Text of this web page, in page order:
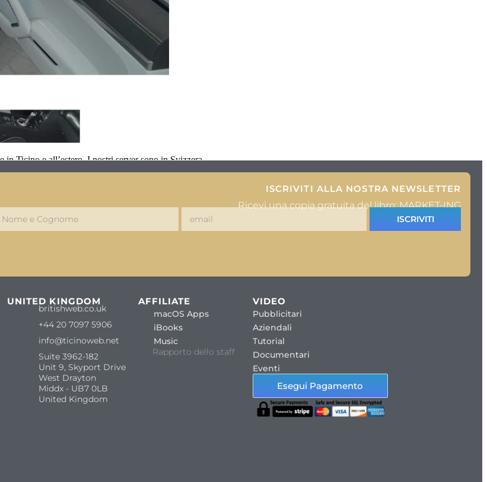
Ticino e all’estero. I nostri server sono in Svizzera
ISCRIVITI ALLA NOSTRA NEWSLETTER
Ricevi una copia gratuita del libro: MARKET-ING
ISCRIVITI
UNITED KINGDOM
britishweb.co.uk
+44 20 7097 5906
info@ticinoweb.net
Suite 3962-182
Unit 9, Skyport Drive
West Drayton
Middx - UB7 0LB
United Kingdom
AFFILIATE
macOS Apps
iBooks
Music
Rapporto dello staff
VIDEO
Pubblicitari
Aziendali
Tutorial
Documentari
Eventi
Esegui Pagamento